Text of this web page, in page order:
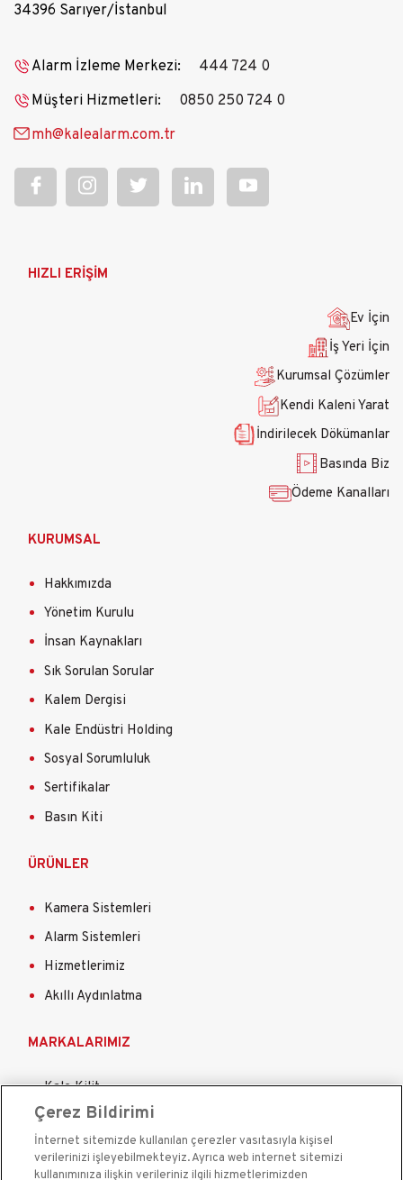
34396 Sarıyer/İstanbul
Alarm İzleme Merkezi:
444 724 0
Müşteri Hizmetleri:
0850 250 724 0
mh@kalealarm.com.tr
AnaHIZLI ERİŞİM
Ev İçin
İş Yeri İçin
Kurumsal Çözümler
Kendi Kaleni Yarat
İndirilecek Dökümanlar
Basında Biz
Ödeme Kanalları
KURUMSAL
Hakkımızda
Yönetim Kurulu
İnsan Kaynakları
Sık Sorulan Sorular
Kalem Dergisi
Kale Endüstri Holding
Sosyal Sorumluluk
Sertifikalar
Basın Kiti
ÜRÜNLER
Kamera Sistemleri
Alarm Sistemleri
Hizmetlerimiz
Akıllı Aydınlatma
MARKALARIMIZ
Kale Kilit
Kale Çelik Kapı
Kale Çelik Kasa
Kale Kapı Pencere Sistemleri
Çerez Bildirimi
İnternet sitemizde kullanılan çerezler vasıtasıyla kişisel
verilerinizi işleyebilmekteyiz. Ayrıca web internet sitemizi
kullanımınıza ilişkin verileriniz ilgili hizmetlerimizden